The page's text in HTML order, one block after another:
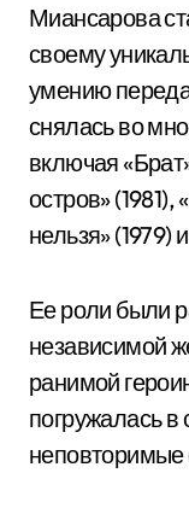
Миансарова
своему
умению
снялась во
включая
остров»
нельзя» (1979)
Ее роли были
независимой
ранимой
погружалась в